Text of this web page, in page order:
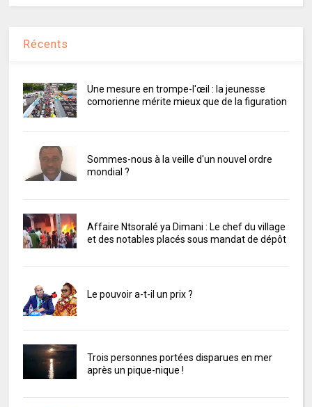
Récents
Une mesure en trompe-l'œil : la jeunesse
comorienne mérite mieux que de la figuration
Sommes-nous à la veille d'un nouvel ordre
mondial ?
Affaire Ntsoralé ya Dimani : Le chef du village
et des notables placés sous mandat de dépôt
Le pouvoir a-t-il un prix ?
Trois personnes portées disparues en mer
après un pique-nique !